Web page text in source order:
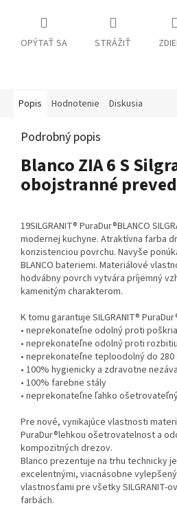
OPÝTAŤ SA STRÁŽIŤ
Popis Hodnotenie Diskusia
Podrobný popis
Blanco ZIA 6 S
obojstranné
19SILGRANIT® PuraDur®BLANCO
modernej kuchyne. Atraktívna farba
konzistenciou povrchu. Navyše
BLANCO bateriemi. Materiálové
hodvábny povrch vytvára príjemný
kamenitým charakterom.
K tomu garantuje SILGRANIT®
• neprekonateľne odolný proti
• neprekonateľne odolný proti rozbitiu
• neprekonateľne teploodolný do 280
• 100% hygienicky a zdravotne
• 100% farebne stály
• neprekonateľne ľahko
Pre nové, vynikajúce vlastnosti
PuraDur®lehkou ošetrovatelnost a
kompozitných drezov.
Blanco prezentuje na trhu technicky
excelentnými, viacnásobne
vlastnosťami pre všetky SILGRANIT-
farbách.